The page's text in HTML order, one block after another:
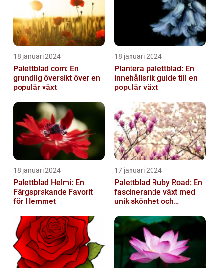
18 januari 2024
Palettblad com: En
grundlig översikt över en
populär växt
18 januari 2024
Plantera palettblad: En
innehållsrik guide till en
populär växt
18 januari 2024
Palettblad Helmi: En
Färgsprakande Favorit
för Hemmet
17 januari 2024
Palettblad Ruby Road: En
fascinerande växt med
unik skönhet och